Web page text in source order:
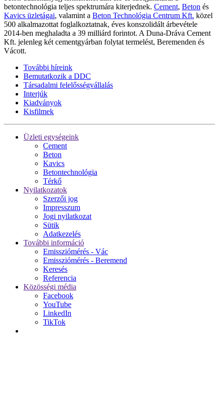
betontechnológia teljes spektrumára kiterjednek. Cement, Beton és
Kavics üzletágai, valamint a Beton Technológia Centrum Kft. közel
500 alkalmazottat foglalkoztatnak, éves konszolidált árbevétele
2014-ben meghaladta a 39 milliárd forintot. A Duna-Dráva Cement
Kft. jelenleg két cementgyárban folytat termelést, Beremenden és
Vácott.
További híreink
Bemutatkozik a DDC
Társadalmi felelősségvállalás
Interjúk
Kiadványok
Kisfilmek
Üzleti egységeink
Cement
Beton
Kavics
Betontechnológia
Térkő
Nyilatkozatok
Szerzői jog
Impresszum
Jogi nyilatkozat
Sütik
Adatkezelés
További információ
Emissziómérés - Vác
Emissziómérés - Beremend
Keresés
Referencia
Közösségi média
Facebook
YouTube
LinkedIn
TikTok